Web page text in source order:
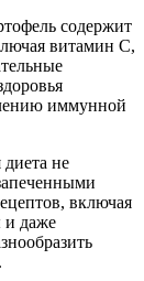
содержит
витамин C,
иммунной
диета не
включая
и даже